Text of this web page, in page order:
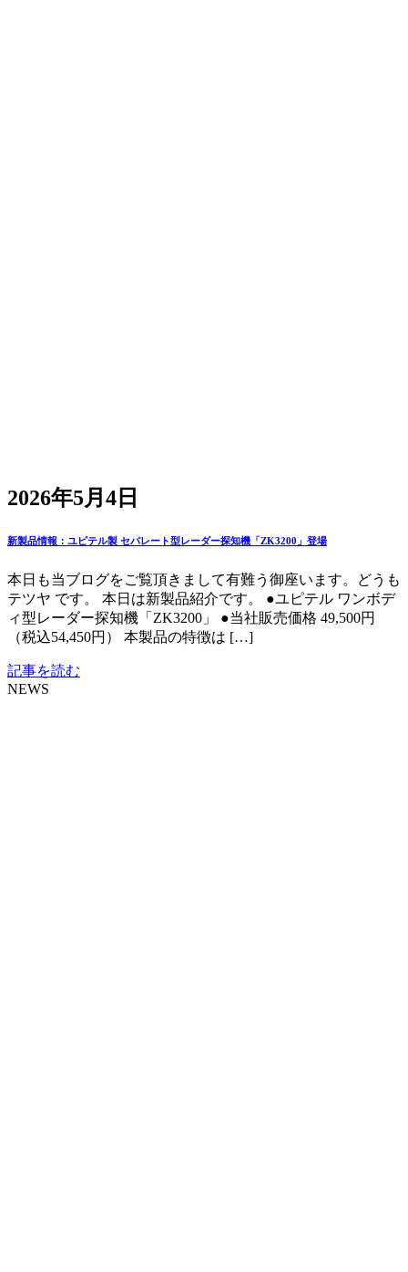
2026年5月4日
新製品情報：ユピテル製 セパレート型レーダー探知機「ZK3200」登場
本日も当ブログをご覧頂きまして有難う御座います。どうも
テツヤ です。 本日は新製品紹介です。 ●ユピテル ワンボデ
ィ型レーダー探知機「ZK3200」 ●当社販売価格 49,500円
（税込54,450円） 本製品の特徴は […]
記事を読む
NEWS